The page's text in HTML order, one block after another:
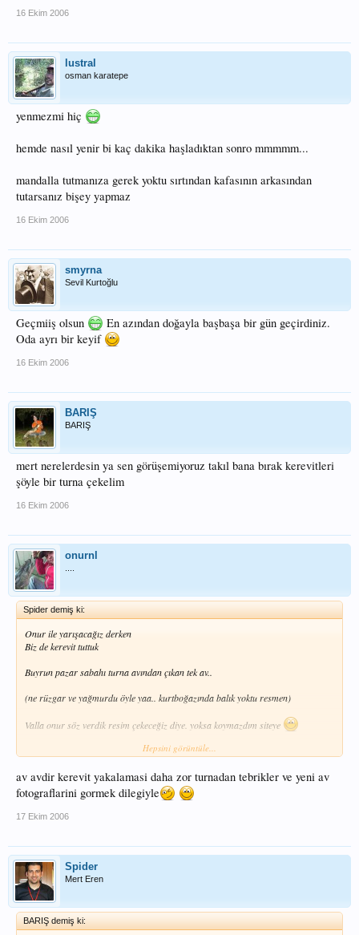
16 Ekim 2006
lustral
osman karatepe
yenmezmi hiç
hemde nasıl yenir bi kaç dakika haşladıktan sonro mmmmm...
mandalla tutmanıza gerek yoktu sırtından kafasının arkasından
tutarsanız bişey yapmaz
16 Ekim 2006
smyrna
Sevil Kurtoğlu
Geçmiiş olsun
En azından doğayla başbaşa bir gün geçirdiniz.
Oda ayrı bir keyif
16 Ekim 2006
BARIŞ
BARIŞ
mert nerelerdesin ya sen görüşemiyoruz takıl bana bırak kerevitleri
şöyle bir turna çekelim
16 Ekim 2006
onurnl
Spider demiş ki:
Onur ile yarışacağız derken
Biz de kerevit tuttuk
Buyrun pazar sabahı turna avından çıkan tek av..
(ne rüzgar ve yağmurdu öyle yaa.. kurtboğazında balık yoktu resmen)
Valla onur söz verdik resim çekeceğiz diye. yoksa koymazdım siteye
Hepsini görüntüle...
av avdir kerevit yakalamasi daha zor turnadan tebrikler ve yeni av
fotograflarini gormek dilegiyle
17 Ekim 2006
Spider
Mert Eren
BARIŞ demiş ki: